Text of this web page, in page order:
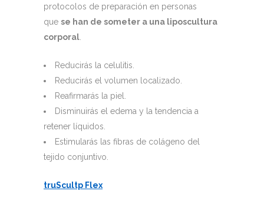
protocolos de preparación en personas
que se han de someter a una liposcultura
corporal
Reducirás la celulitis.
Reducirás el volumen localizado.
Reafirmarás la piel.
Disminuirás el edema y la tendencia a
retener líquidos.
Estimularás las fibras de colágeno del
tejido conjuntivo.
truScultp Flex